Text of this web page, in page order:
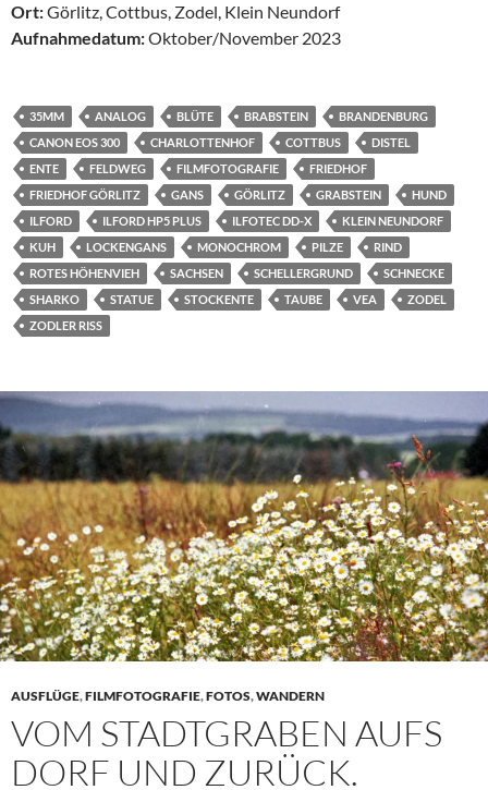
Ort:Görlitz, Cottbus, Zodel, Klein Neundorf
Aufnahmedatum:Oktober/November 2023
35MM ANALOG BLÜTE BRABSTEIN
BRANDENBURG
CANON EOS 300
CHARLOTTENHOF COTTBUS
DISTEL
ENTE
FELDWEG FILMFOTOGRAFIE
FRIEDHOF
FRIEDHOF GÖRLITZ
GANS GÖRLITZ GRABSTEIN
HUND
ILFORD
ILFORD HP5 PLUS ILFOTEC DD-X
KLEIN NEUNDORF
KUH
LOCKENGANS MONOCHROM PILZE
RIND
ROTES HÖHENVIEH
SACHSEN SCHELLERGRUND
SCHNECKE
SHARKO
STATUE STOCKENTE TAUBE VEA
ZODEL
ZODLER RISS
AUSFLÜGE,FILMFOTOGRAFIE,FOTOS,WANDERN
VOM STADTGRABEN AUFS
DORF UND ZURÜCK.